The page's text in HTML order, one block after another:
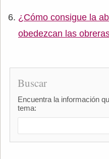
¿Cómo consigue la
obedezcan las
Buscar
Encuentra la información
tema: